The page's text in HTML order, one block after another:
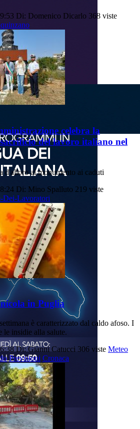
Di: Domenico Dicarlo 368 viste
celebra la
del lavoro italiano nel
d'alloro al monumento ai caduti
Di: Mino Spalluto 219 viste
Dei-Lavoratori
in Puglia
è caratterizzato dal caldo afoso. I
le insidie alla salute.
Di: Gianni Catucci 306 viste Meteo
Previsioni Cronaca